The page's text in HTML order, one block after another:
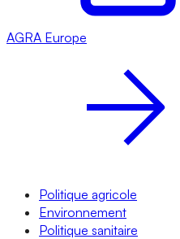
AGRA Europe
Politique agricole
Environnement
Politique sanitaire